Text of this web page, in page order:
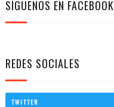
SÍGUENOS EN FACEBOOK
REDES SOCIALES
TWITTER